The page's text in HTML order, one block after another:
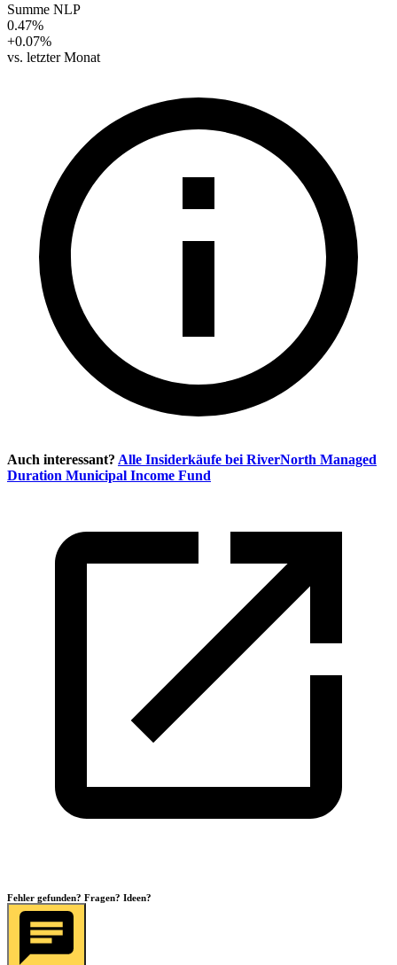
Summe NLP
0.47%
+0.07%
vs. letzter Monat
Auch interessant? Alle Insiderkäufe bei RiverNorth Managed
Duration Municipal Income Fund
Fehler gefunden? Fragen? Ideen?